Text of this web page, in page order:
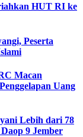
HUT RI ke
Peserta
Macan
Uang
Lebih dari 78
9 Jember